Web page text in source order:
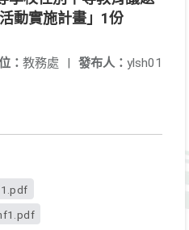
動實施計畫」1份
發布人： ylsh01
： 教務處 |